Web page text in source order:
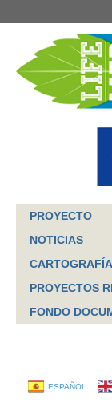
PROYECTO
NOTICIAS
CARTOGRAFÍA
PROYECTOS
FONDO
ESPAÑOL